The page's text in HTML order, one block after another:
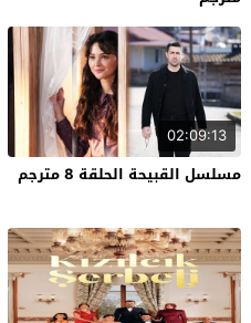
02:09:13
مسلسل القبيحة الحلقة 8 مترجم